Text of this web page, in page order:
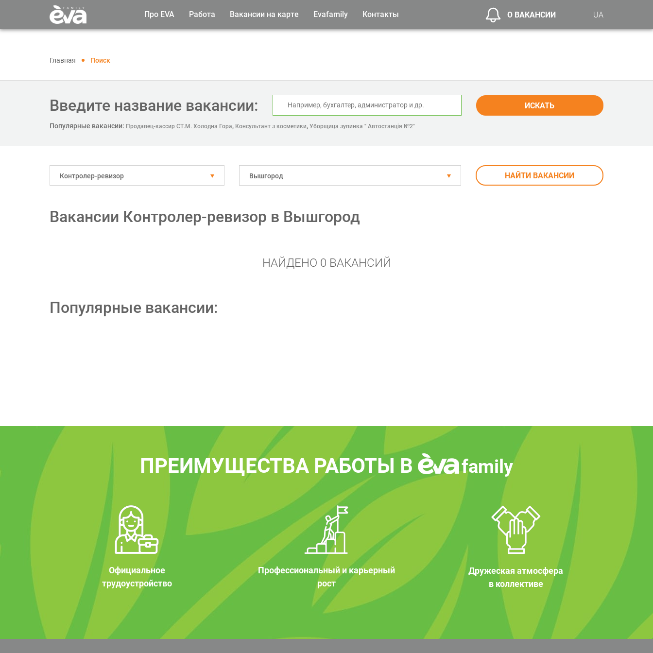
Про EVA Работа Вакансии на карте Evafamily Контакты О ВАКАНСИИ UA
Главная Поиск
Введите название вакансии: ИСКАТЬ
Популярные вакансии: Продавец-кассир СТ.М. Холодна Гора, Консультант з косметики, Уборщица зупинка " Автостанція №2"
Контролер-ревизор Вышгород НАЙТИ ВАКАНСИИ
Вакансии Контролер-ревизор в Вышгород
НАЙДЕНО 0 ВАКАНСИЙ
Популярные вакансии:
ПРЕИМУЩЕСТВА РАБОТЫ В family
Официальное
трудоустройство
Профессиональный и карьерный
рост
Дружеская атмосфера
в коллективе